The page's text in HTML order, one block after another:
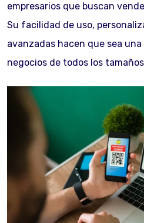
empresarios que buscan
Su facilidad de uso,
avanzadas hacen que sea
negocios de todos los